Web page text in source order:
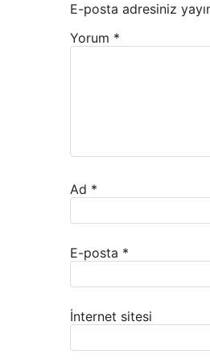
E-posta adresiniz
Yorum *
Ad *
E-posta *
İnternet sitesi